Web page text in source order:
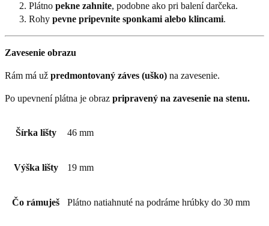
Plátno pekne zahnite, podobne ako pri balení darčeka.
Rohy pevne pripevnite sponkami alebo klincami.
Zavesenie obrazu
Rám má už predmontovaný záves (uško) na zavesenie.
Po upevnení plátna je obraz pripravený na zavesenie na stenu.
Šírka lišty 46 mm
Výška lišty 19 mm
Čo rámuješ Plátno natiahnuté na podráme hrúbky do 30 mm